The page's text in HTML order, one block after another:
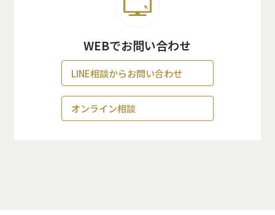
WEBでお問い合わせ
LINE相談からお問い合わせ
オンライン相談